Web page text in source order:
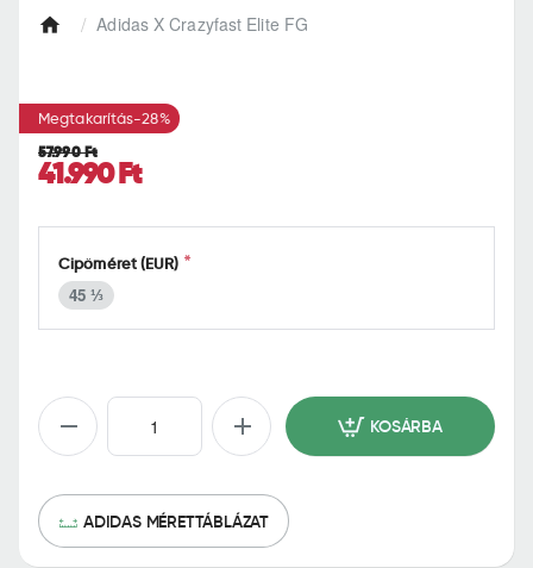
e
Adidas X Crazyfast Elite FG
Megtakarítás-28%
41.990 Ft
57.990 Ft
Cipőméret (EUR)
45 ⅓
KOSÁRBA
ADIDAS MÉRETTÁBLÁZAT